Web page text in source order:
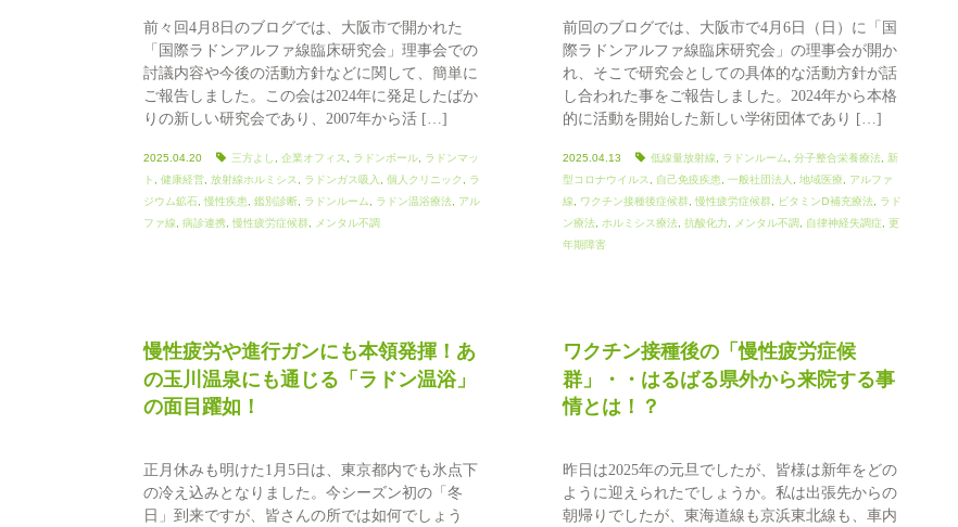
前々回4月8日のブログでは、大阪市で開かれた
「国際ラドンアルファ線臨床研究会」理事会での
討議内容や今後の活動方針などに関して、簡単に
ご報告しました。この会は2024年に発足したばか
りの新しい研究会であり、2007年から活 […]
2025.04.20 三方よし 企業オフィス ラドンボール
ラドンマッ
ト
健康経営 放射線ホルミシス ラドンガス吸入 個人クリニック
ラ
ジウム鉱石 慢性疾患 鑑別診断 ラドンルーム ラドン温浴療法
アル
ファ線
病診連携 慢性疲労症候群 メンタル不調
前回のブログでは、大阪市で4月6日（日）に「国
際ラドンアルファ線臨床研究会」の理事会が開か
れ、そこで研究会としての具体的な活動方針が話
し合われた事をご報告しました。2024年から本格
的に活動を開始した新しい学術団体であり […]
2025.04.13 低線量放射線 ラドンルーム ,分子整合栄養療法
新
型コロナウイルス
自己免疫疾患 ,一般社団法人 ,地域医療
アルファ
線
ワクチン接種後症候群 ,慢性疲労症候群 ビタミンⅮ補充療法
ラド
ン療法
ホルミシス療法 ,抗酸化力 メンタル不調 自律神経失調症 ,更
年期障害
慢性疲労や進行ガンにも本領発揮！あ
の玉川温泉にも通じる「ラドン温浴」
の面目躍如！
正月休みも明けた1月5日は、東京都内でも氷点下
の冷え込みとなりました。今シーズン初の「冬
日」到来ですが、皆さんの所では如何でしょう
ワクチン接種後の「慢性疲労症候
群」・・はるばる県外から来院する事
情とは！？
昨日は2025年の元旦でしたが、皆様は新年をどの
ように迎えられたでしょうか。私は出張先からの
朝帰りでしたが、東海道線も京浜東北線も、車内